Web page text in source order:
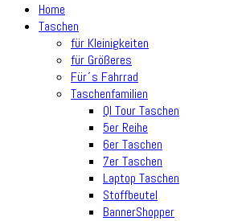
Home
Taschen
für Kleinigkeiten
für Größeres
Für´s Fahrrad
Taschenfamilien
Ql Tour Taschen
5er Reihe
6er Taschen
7er Taschen
Laptop Taschen
Stoffbeutel
BannerShopper